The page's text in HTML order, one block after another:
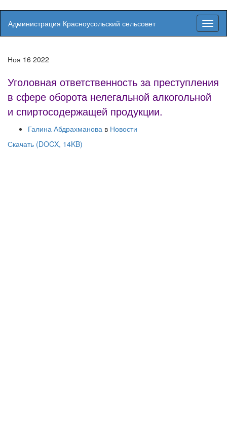
Вкл/
выкл
Администрация Красноусольский сельсовет
Ноя 16 2022
Уголовная ответственность за преступления
в сфере оборота нелегальной алкогольной
и спиртосодержащей продукции.
Галина Абдрахманова в Новости
Скачать (DOCX, 14KB)